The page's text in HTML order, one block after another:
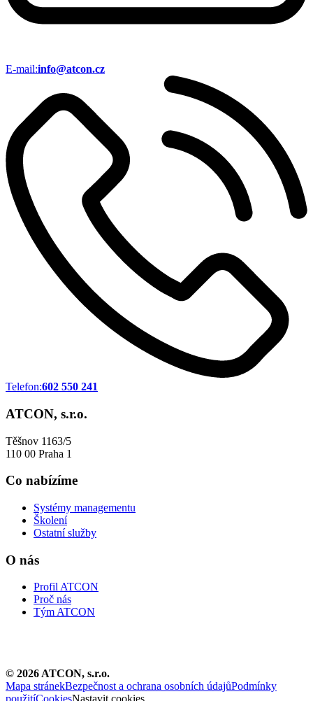
E-mail:info@atcon.cz
Telefon:602 550 241
ATCON, s.r.o.
Těšnov 1163/5
110 00 Praha 1
Co nabízíme
Systémy managementu
Školení
Ostatní služby
O nás
Profil ATCON
Proč nás
Tým ATCON
© 2026ATCON, s.r.o.
Mapa stránekBezpečnost a ochrana osobních údajůPodmínky